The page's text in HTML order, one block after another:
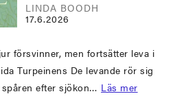
LINDA BOODH
17.6.2026
försvinner, men fortsätter leva i
Turpeinens De levande rör sig
efter sjökon… Läs mer